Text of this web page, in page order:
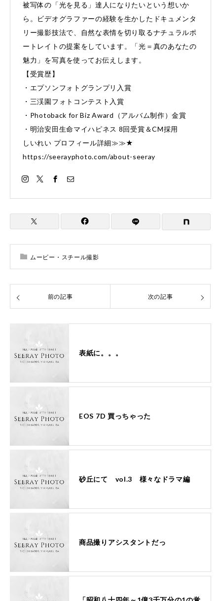
被写体の「光を見る」達人になりたいという想いか
ら。ビデオグラファーの経験を生かしたドキュメンタ
リー撮影技法で、自然な表情を切り取るナチュラルポ
ートレイトの提案をしています。「光＝真のあなたの
魅力」を写真を使ってお伝えします。
【受賞歴】
・エプソンフォトグランプリ入賞
・三渓園フォトコンテスト入賞
・Photoback for Biz Award（アルバム制作）金賞
・明治安田生命マイハピネス 8回受賞＆CM採用
しいれい プロフィール詳細≫≫★
https://seerayphoto.com/about-seeray
ムービー・スチール撮影
前の記事 次の記事
表紙に。。。
EOS 7D 買っちゃった
砂丘にて vol.3 様々なドラマ編
商品撮りアシスタントだっ